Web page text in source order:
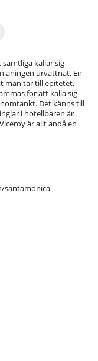
kallar sig
aningen urvattnat. En
man tar till epitetet.
för att kalla sig
Det känns till
i hotellbaren är
är allt ändå en
santamonica